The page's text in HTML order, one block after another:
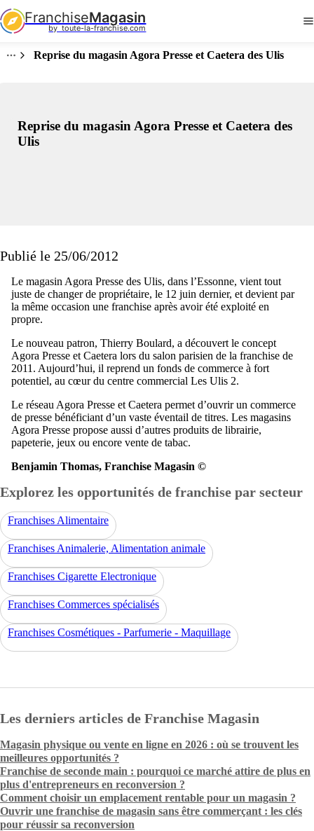
FranchiseMagasin
by  toute-la-franchise.com
Reprise du magasin Agora Presse et Caetera des Ulis
Reprise du magasin Agora Presse et Caetera des
Ulis
Publié le 25/06/2012
Le magasin Agora Presse des Ulis, dans l’Essonne, vient tout
juste de changer de propriétaire, le 12 juin dernier, et devient par
la même occasion une franchise après avoir été exploité en
propre.
Le nouveau patron, Thierry Boulard, a découvert le concept
Agora Presse et Caetera lors du salon parisien de la franchise de
2011. Aujourd’hui, il reprend un fonds de commerce à fort
potentiel, au cœur du centre commercial Les Ulis 2.
Le réseau Agora Presse et Caetera permet d’ouvrir un commerce
de presse bénéficiant d’un vaste éventail de titres. Les magasins
Agora Presse propose aussi d’autres produits de librairie,
papeterie, jeux ou encore vente de tabac.
Benjamin Thomas, Franchise Magasin ©
Explorez les opportunités de franchise par secteur
Franchises Alimentaire
Franchises Animalerie, Alimentation animale
Franchises Cigarette Electronique
Franchises Commerces spécialisés
Franchises Cosmétiques - Parfumerie - Maquillage
Les derniers articles de Franchise Magasin
Magasin physique ou vente en ligne en 2026 : où se trouvent les
meilleures opportunités ?
Franchise de seconde main : pourquoi ce marché attire de plus en
plus d'entrepreneurs en reconversion ?
Comment choisir un emplacement rentable pour un magasin ?
Ouvrir une franchise de magasin sans être commerçant : les clés
pour réussir sa reconversion